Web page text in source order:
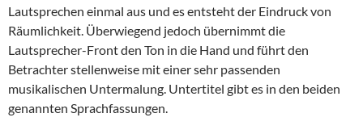
Lautsprechen einmal aus und es entsteht der Eindruck von
Räumlichkeit. Überwiegend jedoch übernimmt die
Lautsprecher-Front den Ton in die Hand und führt den
Betrachter stellenweise mit einer sehr passenden
musikalischen Untermalung. Untertitel gibt es in den beiden
genannten Sprachfassungen.